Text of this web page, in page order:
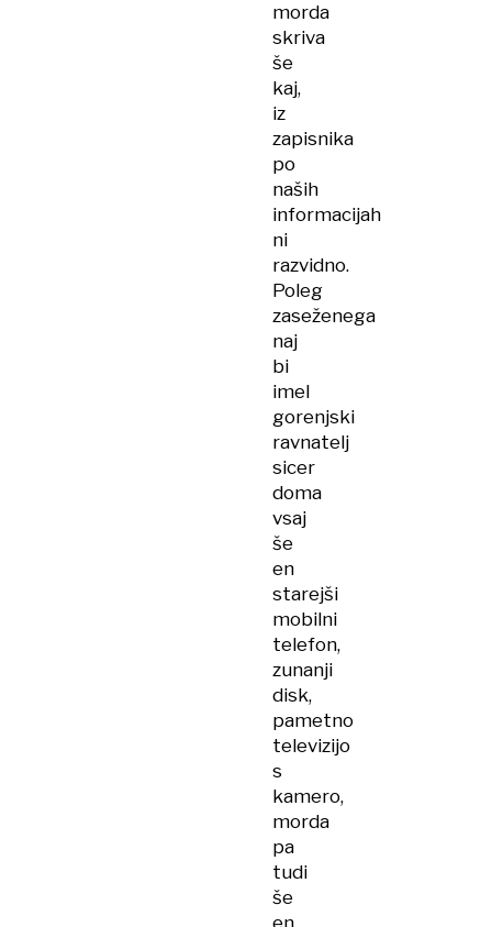
morda
skriva
še
kaj,
iz
zapisnika
po
naših
informacijah
ni
razvidno.
Poleg
zaseženega
naj
bi
imel
gorenjski
ravnatelj
sicer
doma
vsaj
še
en
starejši
mobilni
telefon,
zunanji
disk,
pametno
televizijo
s
kamero,
morda
pa
tudi
še